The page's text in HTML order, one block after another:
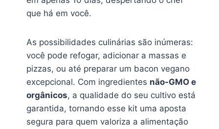
que há em você.
As possibilidades culinárias são inúmeras:
você pode refogar, adicionar a massas e
pizzas, ou até preparar um bacon vegano
excepcional. Com ingredientes não-GMO e
orgânicos, a qualidade do seu cultivo está
garantida, tornando esse kit uma aposta
segura para quem valoriza a alimentação